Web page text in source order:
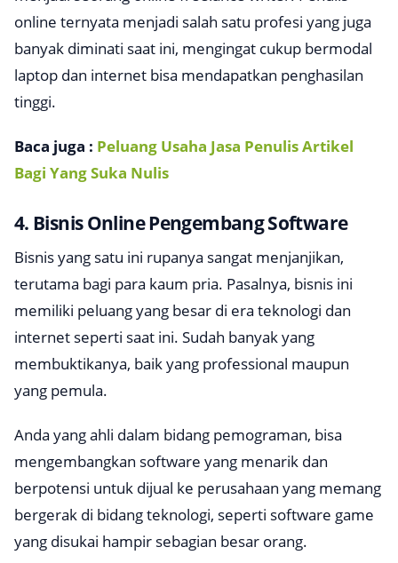
online ternyata menjadi salah satu profesi yang juga
banyak diminati saat ini, mengingat cukup bermodal
laptop dan internet bisa mendapatkan penghasilan
tinggi.
Baca juga : Peluang Usaha Jasa Penulis Artikel
Bagi Yang Suka Nulis
4. Bisnis Online Pengembang Software
Bisnis yang satu ini rupanya sangat menjanjikan,
terutama bagi para kaum pria. Pasalnya, bisnis ini
memiliki peluang yang besar di era teknologi dan
internet seperti saat ini. Sudah banyak yang
membuktikanya, baik yang professional maupun
yang pemula.
Anda yang ahli dalam bidang pemograman, bisa
mengembangkan software yang menarik dan
berpotensi untuk dijual ke perusahaan yang memang
bergerak di bidang teknologi, seperti software game
yang disukai hampir sebagian besar orang.